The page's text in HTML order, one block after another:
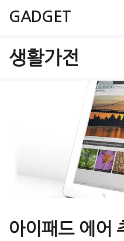
GADGET
생활가전
아이패드 에어